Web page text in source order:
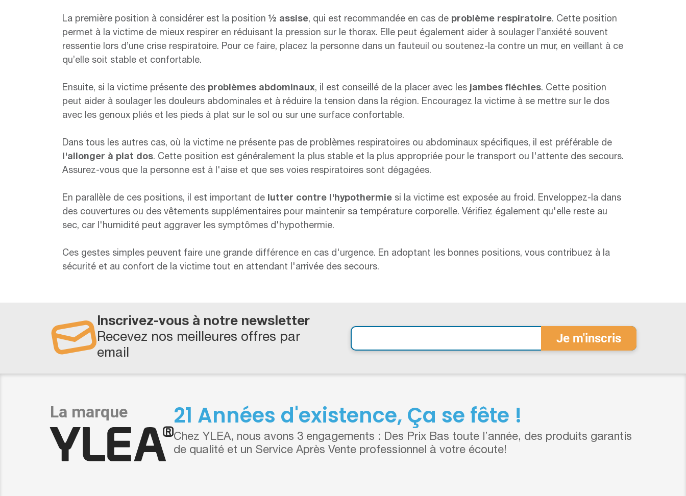
La première position à considérer est la position ½ assise, qui est recommandée en cas de problème respiratoire. Cette position
permet à la victime de mieux respirer en réduisant la pression sur le thorax. Elle peut également aider à soulager l’anxiété souvent
ressentie lors d’une crise respiratoire. Pour ce faire, placez la personne dans un fauteuil ou soutenez-la contre un mur, en veillant à ce
qu’elle soit stable et confortable.
Ensuite, si la victime présente des problèmes abdominaux, il est conseillé de la placer avec les jambes fléchies. Cette position
peut aider à soulager les douleurs abdominales et à réduire la tension dans la région. Encouragez la victime à se mettre sur le dos
avec les genoux pliés et les pieds à plat sur le sol ou sur une surface confortable.
Dans tous les autres cas, où la victime ne présente pas de problèmes respiratoires ou abdominaux spécifiques, il est préférable de
l'allonger à plat dos. Cette position est généralement la plus stable et la plus appropriée pour le transport ou l'attente des secours.
Assurez-vous que la personne est à l'aise et que ses voies respiratoires sont dégagées.
En parallèle de ces positions, il est important de lutter contre l'hypothermie si la victime est exposée au froid. Enveloppez-la dans
des couvertures ou des vêtements supplémentaires pour maintenir sa température corporelle. Vérifiez également qu'elle reste au
sec, car l'humidité peut aggraver les symptômes d'hypothermie.
Ces gestes simples peuvent faire une grande différence en cas d'urgence. En adoptant les bonnes positions, vous contribuez à la
sécurité et au confort de la victime tout en attendant l'arrivée des secours.
Inscrivez-vous à notre newsletter
Recevez nos meilleures offres par
email
21 Années d'existence, Ça se fête !
Chez YLEA, nous avons 3 engagements : Des Prix Bas toute l’année, des produits garantis
de qualité et un Service Après Vente professionnel à votre écoute!